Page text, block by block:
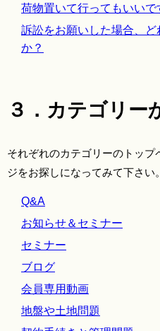
荷物置いて行ってもいい
訴訟をお願いした場合、
か？
３．カテゴリー
それぞれのカテゴリーのトッ
ジをお探しになってみて下さい。
Q&A
お知らせ＆セミナー
セミナー
ブログ
会員専用動画
地盤や土地問題